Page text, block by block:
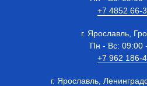
+7 4852 66-
г. Ярославль,
г. Ярославль,
Пн - Вс: 09:00
+7 962 186-